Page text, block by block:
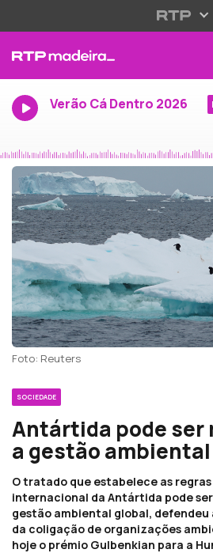
Verão Cá Dentro 2026
Foto: Reuters
SOCIEDADE
Antártida pode ser
a gestão
O tratado que estabelece as
internacional da Antártida pode
gestão ambiental global,
da coligação de organizações
hoje o prémio Gulbenkian para a